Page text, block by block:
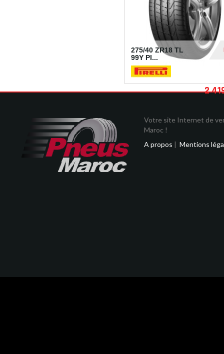
275/40 ZR18 TL
99Y PI...
2
Votre site Internet de
Maroc !
A propos | Mentions